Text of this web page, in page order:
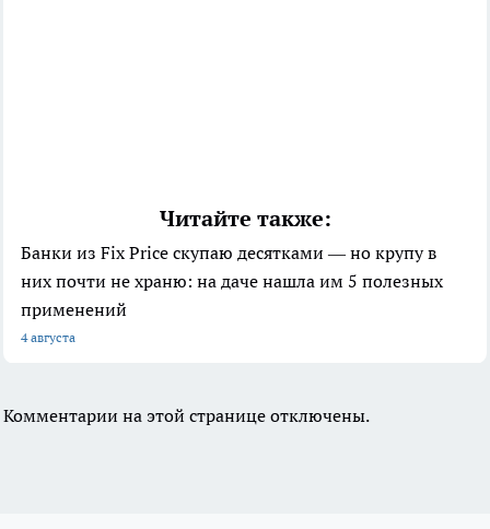
Читайте также:
Банки из Fix Price скупаю десятками — но крупу в
них почти не храню: на даче нашла им 5 полезных
применений
4 августа
Комментарии на этой странице отключены.